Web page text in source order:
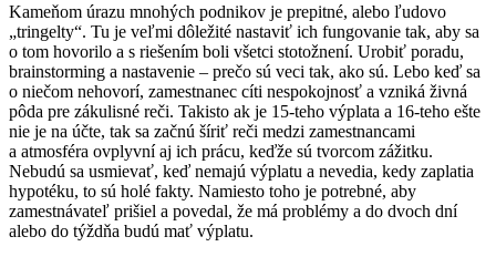
Kameňom úrazu mnohých podnikov je prepitné, alebo ľudovo
„tringelty“. Tu je veľmi dôležité nastaviť ich fungovanie tak, aby sa
o tom hovorilo a s riešením boli všetci stotožnení. Urobiť poradu,
brainstorming a nastavenie – prečo sú veci tak, ako sú. Lebo keď sa
o niečom nehovorí, zamestnanec cíti nespokojnosť a vzniká živná
pôda pre zákulisné reči. Takisto ak je 15-teho výplata a 16-teho ešte
nie je na účte, tak sa začnú šíriť reči medzi zamestnancami
a atmosféra ovplyvní aj ich prácu, keďže sú tvorcom zážitku.
Nebudú sa usmievať, keď nemajú výplatu a nevedia, kedy zaplatia
hypotéku, to sú holé fakty. Namiesto toho je potrebné, aby
zamestnávateľ prišiel a povedal, že má problémy a do dvoch dní
alebo do týždňa budú mať výplatu.